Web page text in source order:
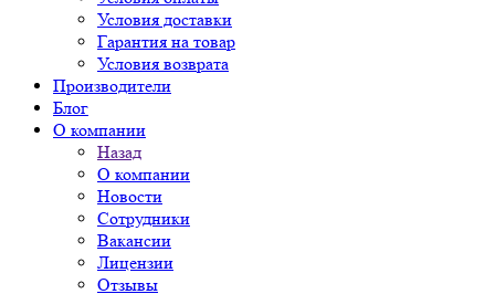
Условия доставки
Гарантия на товар
Условия возврата
Производители
Блог
О компании
Назад
О компании
Новости
Сотрудники
Вакансии
Лицензии
Отзывы